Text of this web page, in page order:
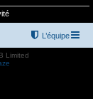
L’équipe
Limited